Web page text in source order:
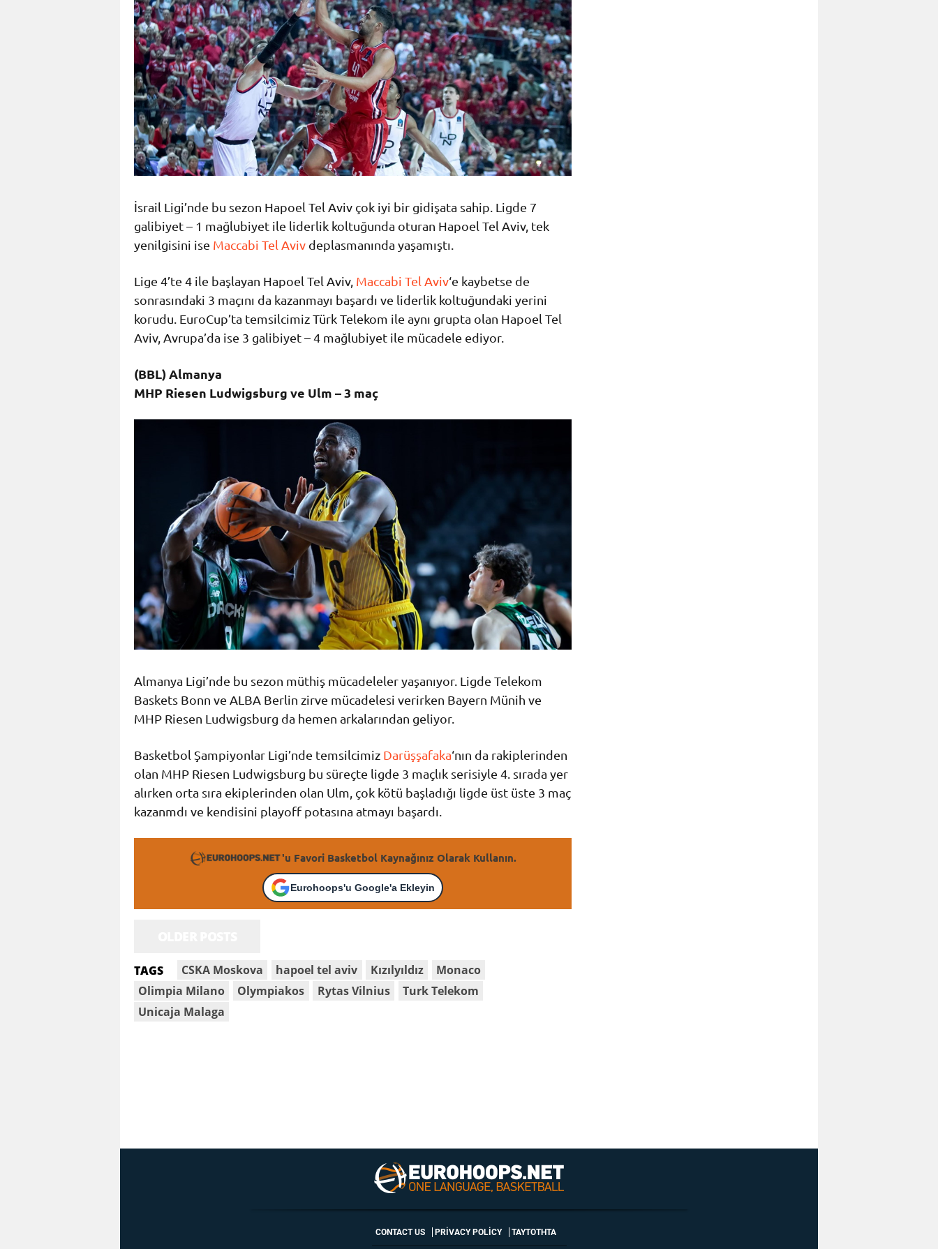
İsrail Ligi’nde bu sezon Hapoel Tel Aviv çok iyi bir gidişata sahip. Ligde 7
galibiyet – 1 mağlubiyet ile liderlik koltuğunda oturan Hapoel Tel Aviv, tek
yenilgisini ise Maccabi Tel Aviv deplasmanında yaşamıştı.
Lige 4’te 4 ile başlayan Hapoel Tel Aviv, Maccabi Tel Aviv‘e kaybetse de
sonrasındaki 3 maçını da kazanmayı başardı ve liderlik koltuğundaki yerini
korudu. EuroCup’ta temsilcimiz Türk Telekom ile aynı grupta olan Hapoel Tel
Aviv, Avrupa’da ise 3 galibiyet – 4 mağlubiyet ile mücadele ediyor.
(BBL) Almanya
MHP Riesen Ludwigsburg ve Ulm – 3 maç
Almanya Ligi’nde bu sezon müthiş mücadeleler yaşanıyor. Ligde Telekom
Baskets Bonn ve ALBA Berlin zirve mücadelesi verirken Bayern Münih ve
MHP Riesen Ludwigsburg da hemen arkalarından geliyor.
Basketbol Şampiyonlar Ligi’nde temsilcimiz Darüşşafaka‘nın da rakiplerinden
olan MHP Riesen Ludwigsburg bu süreçte ligde 3 maçlık serisiyle 4. sırada yer
alırken orta sıra ekiplerinden olan Ulm, çok kötü başladığı ligde üst üste 3 maç
kazanmdı ve kendisini playoff potasına atmayı başardı.
'u Favori Basketbol Kaynağınız Olarak Kullanın.
Eurohoops'u Google'a Ekleyin
TAGS CSKA Moskova hapoel tel aviv Kızılyıldız
Monaco
Olimpia Milano
Olympiakos Rytas Vilnius
Turk Telekom
Unicaja Malaga
CONTACT US PRIVACY POLICY ΤΑΥΤΟΤΗΤΑ